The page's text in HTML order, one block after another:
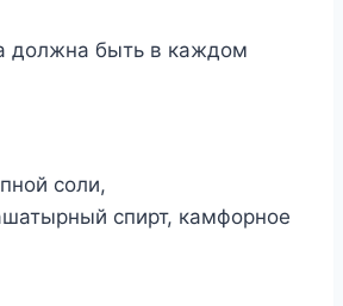
должна быть в каждом
соли,
спирт, камфорное